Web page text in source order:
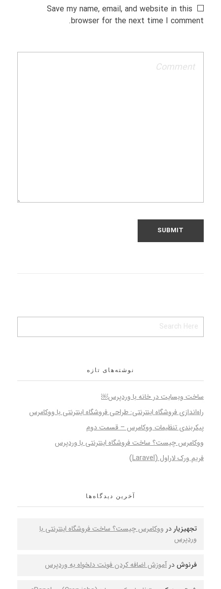
Save my name, email, and website in this
browser for the next time I comment.
نوشته‌های تازه
ساخت وبسایت در خانه با وردپرس￼
راه‌اندازی فروشگاه اینترنتی: طراحی فروشگاه اینترنتی با ووکامرس
پیکربندی تنظیمات ووکامرس – قسمت دوم
ووکامرس چیست؟ ساخت فروشگاه اینترنتی با وردپرس
فریم ورک لاراول (Laravel)
آخرین دیدگاه‌ها
تجهیزیار در ووکامرس چیست؟ ساخت فروشگاه اینترنتی با
وردپرس
فرنوشدرآموزش اضافه کردن فونت دلخواه به وردپرس